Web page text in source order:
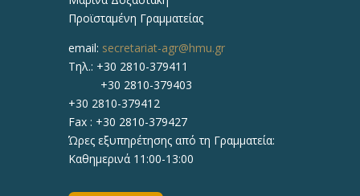
Προϊσταμένη Γραμματείας
email: secretariat-agr@hmu.gr
Τηλ.: +30 2810-379411
+30 2810-379403
+30 2810-379412
Fax : +30 2810-379427
Ώρες εξυπηρέτησης από τη Γραμματεία:
Καθημερινά 11:00-13:00